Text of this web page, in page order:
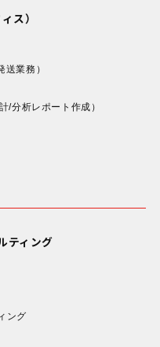
ス）
送業務）
/分析レポート作成）
ティング
ング